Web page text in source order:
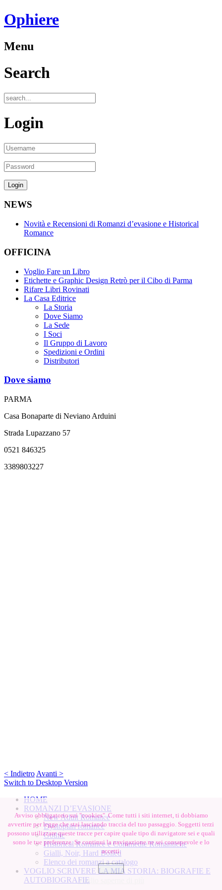
Ophiere
Menu
Search
Login
NEWS
Novità e Recensioni di Romanzi d’evasione e Historical
Romance
OFFICINA
Voglio Fare un Libro
Etichette e Graphic Design Retrò per il Cibo di Parma
Rifare Libri Rovinati
La Casa Editrice
La Storia
Dove Siamo
La Sede
I Soci
Il Gruppo di Lavoro
Spedizioni e Ordini
Distributori
Dove siamo
PARMA
Casa Bonaparte di Neviano Arduini
Strada Lupazzano 57
0521 846325
3389803227
< Indietro Avanti >
Switch to Desktop Version
HOME
ROMANZI D’EVASIONE
New Adult Romance
Dystopian romance
Gothic
Historical Romance e Commedie Romantiche
Gialli, Noir, Hard Boiled
Elenco dei romanzi a catalogo
VOGLIO SCRIVERE LA MIA STORIA: BIOGRAFIE E
AUTOBIOGRAFIE
Avviso obbligatorio sui "cookies". Come tutti i siti internet, ti dobbiamo
avvertire per legge che stai lasciando traccia del tuo passaggio. Soggetti terzi
possono utilizzare queste tracce per capire quale tipo di navigatore sei e quali
sono le tue preferenze. Se continui la navigazione ne sei consapevole e lo
accetti.
Chiudi
Voglio saperne di più